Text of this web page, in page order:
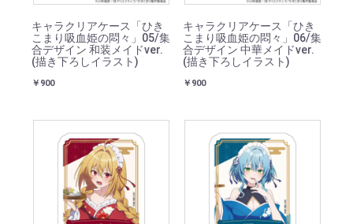
キャラクリアケース「ひき
こまり吸血姫の悶々」05/集
合デザイン 和装メイドver.
(描き下ろしイラスト)
￥900
キャラクリアケース「ひき
こまり吸血姫の悶々」06/集
合デザイン 中華メイドver.
(描き下ろしイラスト)
￥900